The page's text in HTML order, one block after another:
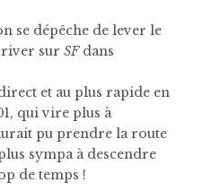
se dépêche de lever le
sur SFdans
et au plus rapide en
qui vire plus à
pu prendre la route
sympa à descendre
de temps !